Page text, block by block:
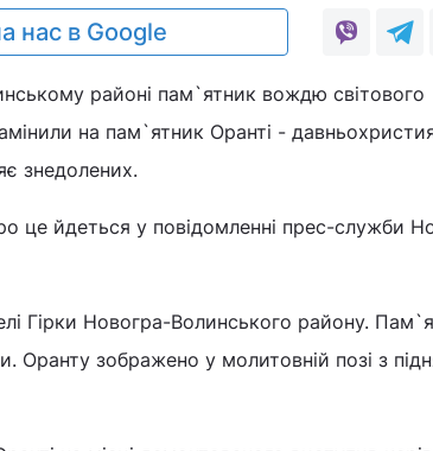
нас в Google
районі пам`ятник вождю світового
на пам`ятник Оранті -
знедолених.
це йдеться у повідомленні прес-служби
Гірки Новогра-Волинського району.
Оранту зображено у молитовній позі з